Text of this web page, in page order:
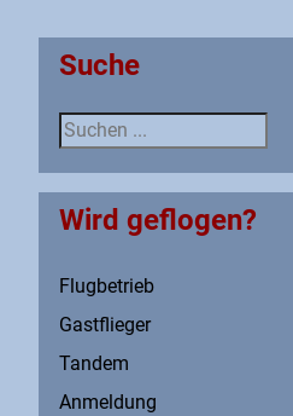
Suche
Suche
Wird geflogen?
Flugbetrieb
Gastflieger
Tandem
Anmeldung